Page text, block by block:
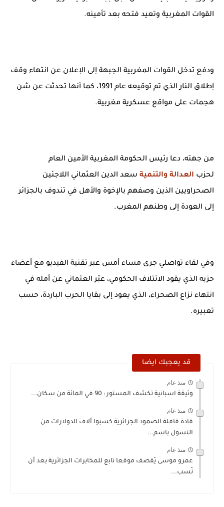
القوات المغربية وتعيد فتحه بعد تأمينه.
ودفع تدخل القوات المغربية الجبهة إلى الإعلان عن انتهاء وقف
إطلاق النار الذي تم توقيعه عام 1991، كما أنها تحدثت عن شن
هجمات على مواقع عسكرية مغربية.
من جهته، دعا رئيس الحكومة المغربية الأمين العام
لحزب العدالة والتنمية سعد الدين العثماني اللاجئين
الصحراويين الذين وصفهم بالإخوة والأهل في تندوف بالجزائر
إلى العودة إلى وطنهم المغرب.
وفي لقاء تواصلي جرى مساء أمس عبر تقنية الفيديو مع أعضاء
حزبه الذي يقود الائتلاف الحكومي، عبّر العثماني عن أمله في
انتهاء نزاع الصحراء، الذي يعود إلى بقايا الحرب الباردة، حسب
تعبيره.
قد يعجبك ايضا
منذ عام
وثيقة اسبانية تكشف المستور : 90 في المائة من سكان...
منذ عام
قادة قافلة الصمود الجزائرية كسبوا ألاف الدولارات من
التسول باسم...
منذ عام
عمرو موسى يَقصف موقعا تابع للمخابرات الجزائرية بعد أن
نَسب...